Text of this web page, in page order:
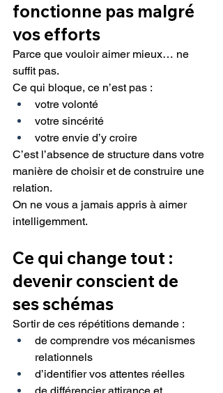
fonctionne pas malgré
vos efforts
Parce que vouloir aimer mieux… ne
suffit pas.
Ce qui bloque, ce n’est pas :
votre volonté
votre sincérité
votre envie d’y croire
C’est l’absence de structure dans votre
manière de choisir et de construire une
relation.
On ne vous a jamais appris à aimer
intelligemment.
Ce qui change tout :
devenir conscient de
ses schémas
Sortir de ces répétitions demande :
de comprendre vos mécanismes
relationnels
d’identifier vos attentes réelles